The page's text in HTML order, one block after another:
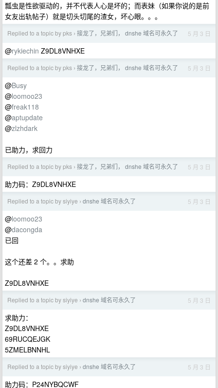
瓢虫是性欲驱动的，并不代表人心是坏的；而表妹（如果你说的是前
女友出轨帖子）就是切头切尾的渣女，坏心眼。。。
Replied to a topic by pks › 接龙了，兄弟们， dnshe 域名可永久了 5 月 3 日
@rykiechin Z9DL8VNHXE
Replied to a topic by pks › 接龙了，兄弟们， dnshe 域名可永久了 5 月 3 日
@Busy
@loomoo23
@freak118
@aptupdate
@zlzhdark
已助力，求回力
Replied to a topic by pks › 接龙了，兄弟们， dnshe 域名可永久了 5 月 3 日
助力码：Z9DL8VNHXE
Replied to a topic by siyiye › dnshe 域名可永久了 5 月 3 日
@loomoo23
@dacongda
已回
这个还差 2 个。。求助
Z9DL8VNHXE
Replied to a topic by siyiye › dnshe 域名可永久了 5 月 3 日
求助力：
Z9DL8VNHXE
69RUCQEJGK
5ZMELBNNHL
Replied to a topic by siyiye › dnshe 域名可永久了 5 月 3 日
助力码：P24NYBQCWF